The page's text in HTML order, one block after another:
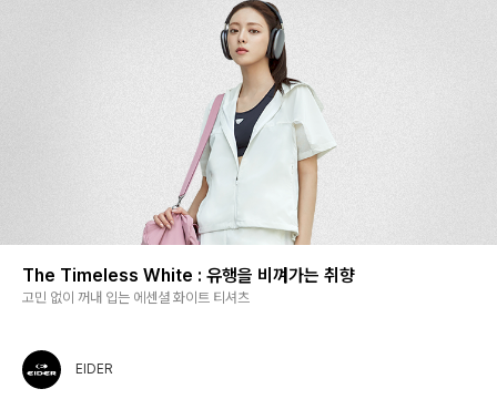
The Timeless White : 유행을 비껴가는 취향
고민 없이 꺼내 입는 에센셜 화이트 티셔츠
EIDER